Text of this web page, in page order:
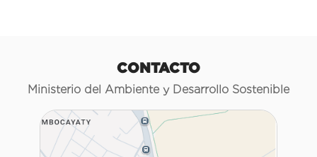
CONTACTO
Ministerio del Ambiente y Desarrollo Sostenible